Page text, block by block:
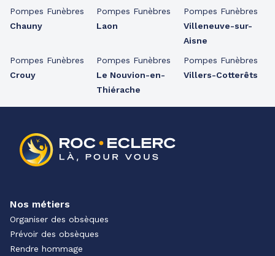
Pompes Funèbres
Chauny
Pompes Funèbres
Crouy
Pompes Funèbres
Laon
Pompes Funèbres
Le Nouvion-en-
Thiérache
Pompes Funèbres
Villeneuve-sur-
Aisne
Pompes Funèbres
Villers-Cotterêts
Nos métiers
Organiser des obsèques
Prévoir des obsèques
Rendre hommage